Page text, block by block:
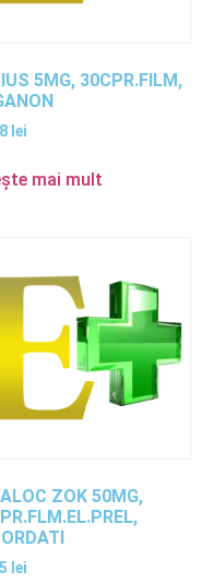
5MG, 30CPR.FILM,
lei
mai mult
ZOK 50MG,
lei